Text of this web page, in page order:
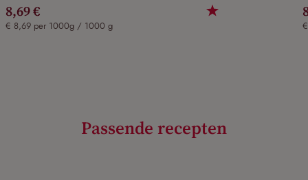
8,69 €
€ 8,69 per 1000g / 1000 g
Passende recepten